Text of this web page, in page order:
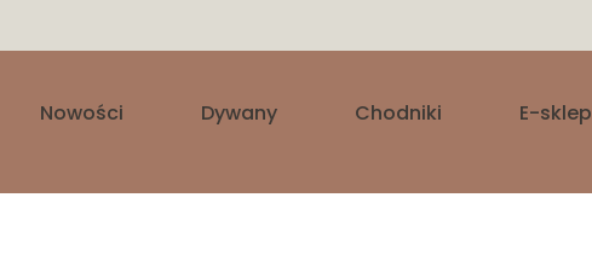
Nowości Dywany Chodniki E-sklep